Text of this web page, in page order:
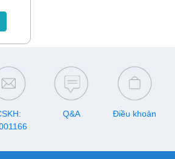
thể
đầu
áp
đối
sử
091.
Q&A Điều khoản